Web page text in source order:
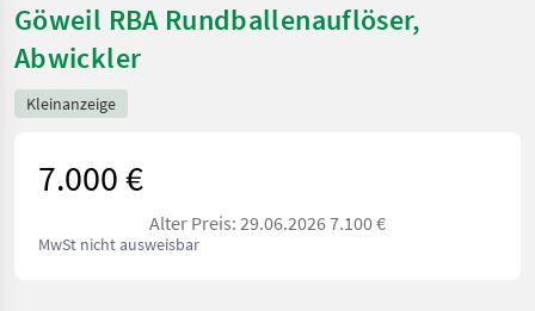
Göweil RBA Rundballenauflöser,
Abwickler
Kleinanzeige
7.000 €
Alter Preis: 29.06.2026 7.100 €
MwSt nicht ausweisbar